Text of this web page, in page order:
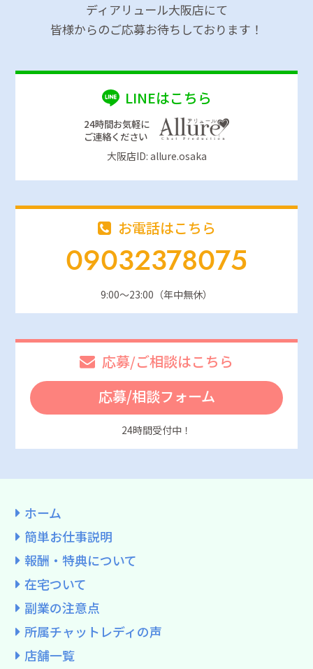
ディアリュール大阪店にて
皆様からのご応募お待ちしております！
LINEはこちら
24時間お気軽に
ご連絡ください
大阪店ID: allure.osaka
お電話はこちら
09032378075
9:00～23:00（年中無休）
応募/ご相談はこちら
応募/相談フォーム
24時間受付中！
ホーム
簡単お仕事説明
報酬・特典について
在宅ついて
副業の注意点
所属チャットレディの声
店舗一覧